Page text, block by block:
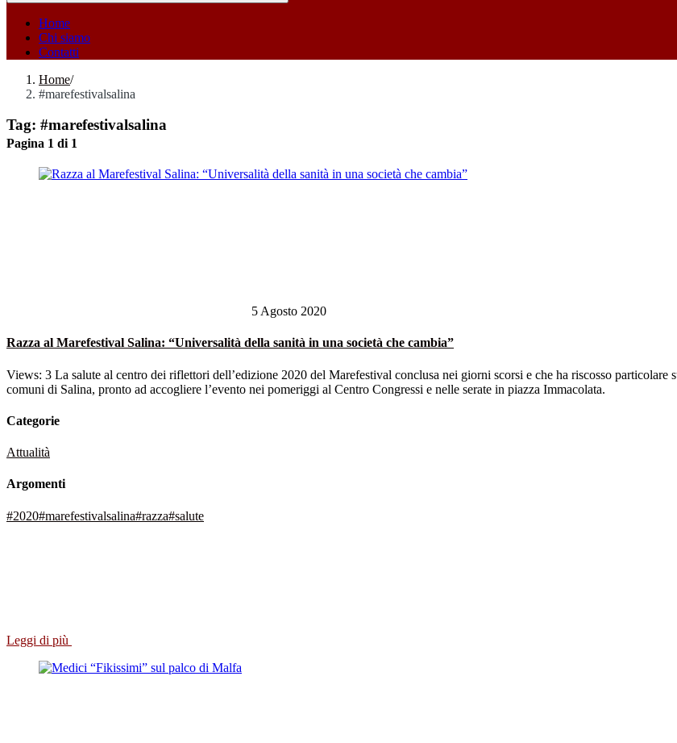
Home
Chi siamo
Contatti
Home/
#marefestivalsalina
Tag: #marefestivalsalina
Pagina 1 di 1
5 Agosto 2020
Razza al Marefestival Salina: “Universalità della sanità in una società che cambia”
Views: 3 La salute al centro dei riflettori dell’edizione 2020 del Marefestival conclusa nei giorni scorsi e che ha riscosso particolare
comuni di Salina, pronto ad accogliere l’evento nei pomeriggi al Centro Congressi e nelle serate in piazza Immacolata.
Categorie
Attualità
Argomenti
#2020#marefestivalsalina#razza#salute
Leggi di più